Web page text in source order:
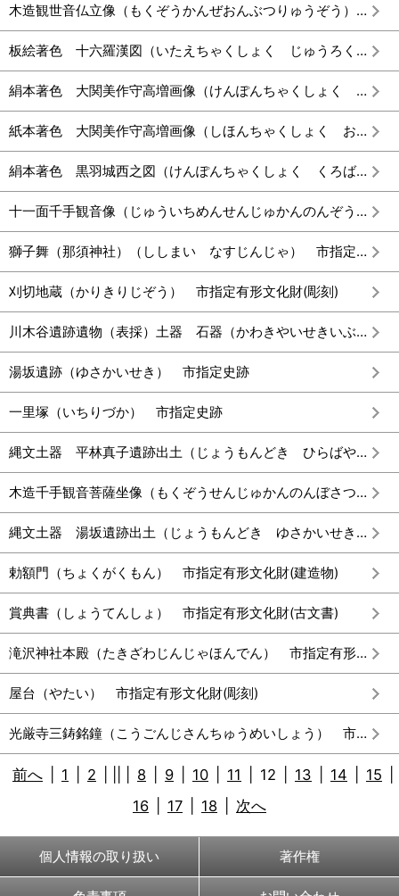
木造観世音仏立像（もくぞうかんぜおんぶつりゅうぞう） 市指定有形文化財(彫刻)
板絵著色 十六羅漢図（いたえちゃくしょく じゅうろくらかんず） 市指定有形文化財(絵画)
絹本著色 大関美作守高増画像（けんぽんちゃくしょく おおぜきみまさかのかみたかますがぞう） 市指定有形文化財(絵画)
紙本著色 大関美作守高増画像（しほんちゃくしょく おおぜきみまさかのかみたかますがぞう） 市指定有形文化財(絵画)
絹本著色 黒羽城西之図（けんぽんちゃくしょく くろばねじょうさいのず） 市指定有形文化財(絵画)
十一面千手観音像（じゅういちめんせんじゅかんのんぞう） 市指定有形文化財(彫刻)
獅子舞（那須神社）（ししまい なすじんじゃ） 市指定無形民俗文化財
刈切地蔵（かりきりじぞう） 市指定有形文化財(彫刻)
川木谷遺跡遺物（表採）土器 石器（かわきやいせきいぶつ ひょうさい どき せっき） 市指定有形文化財(考古資料)
湯坂遺跡（ゆさかいせき） 市指定史跡
一里塚（いちりづか） 市指定史跡
縄文土器 平林真子遺跡出土（じょうもんどき ひらばやしまごいせきしゅつど） 市指定有形文化財(考古資料)
木造千手観音菩薩坐像（もくぞうせんじゅかんのんぼさつざぞう） 市指定有形文化財(彫刻)
縄文土器 湯坂遺跡出土（じょうもんどき ゆさかいせきしゅつど） 市指定有形文化財(考古資料)
勅額門（ちょくがくもん） 市指定有形文化財(建造物)
賞典書（しょうてんしょ） 市指定有形文化財(古文書)
滝沢神社本殿（たきざわじんじゃほんでん） 市指定有形文化財(建造物)
屋台（やたい） 市指定有形文化財(彫刻)
光厳寺三鋳銘鐘（こうごんじさんちゅうめいしょう） 市指定有形文化財(工芸品)
前へ 1 2 8 9 10 11 12 13 14 15
16
17 18 次へ
個人情報の取り扱い 著作権